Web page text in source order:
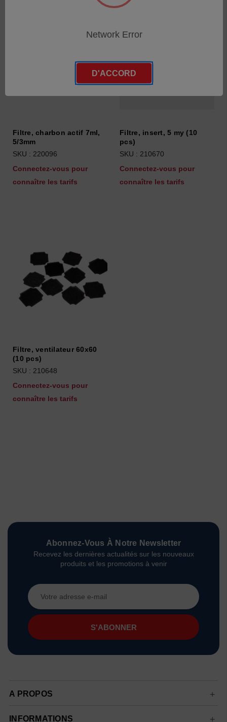
Filtre, charbon actif 7ml,
5/3mm
SKU : 220096
Connectez-vous pour
connaître les tarifs
Filtre, insert, 5 my (10
pcs)
SKU : 210670
Connectez-vous pour
connaître les tarifs
Filtre, ventilateur 60x60
(10 pcs)
SKU : 210648
Connectez-vous pour
connaître les tarifs
Abonnez-Vous À Notre Newsletter
Recevez les dernières actualités sur les nouveaux
produits et les promotions à venir
Adresse
e-
mail
A PROPOS
INFORMATIONS
Network Error
D'ACCORD